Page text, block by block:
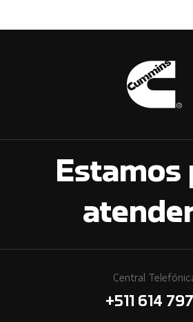
Estamos
Central
+511 614